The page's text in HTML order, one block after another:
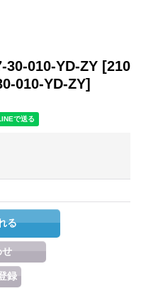
30-010-YD-ZY [210
010-YD-ZY]